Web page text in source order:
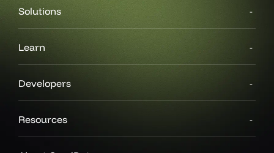
Solutions
Learn
Developers
Resources